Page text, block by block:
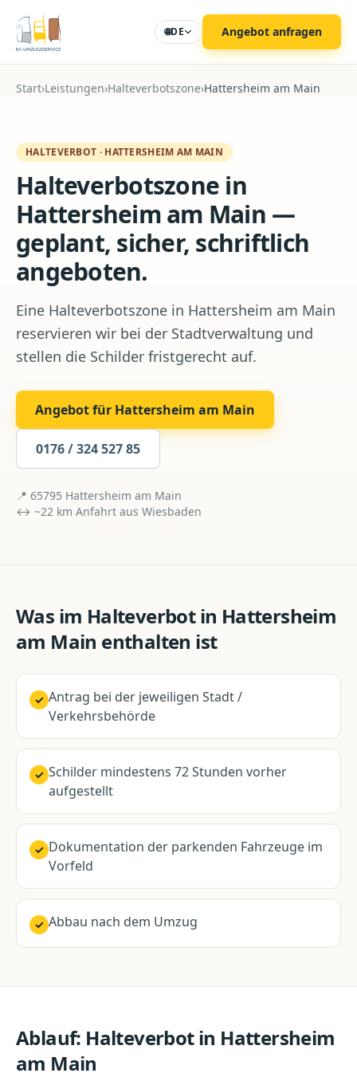
Zum Hauptinhalt
🌐DE Angebot anfragen
Start›Leistungen›Halteverbotszone›Hattersheim am Main
HALTEVERBOT · HATTERSHEIM AM MAIN
Halteverbotszone in
Hattersheim am Main —
geplant, sicher, schriftlich
angeboten.
Eine Halteverbotszone in Hattersheim am Main
reservieren wir bei der Stadtverwaltung und
stellen die Schilder fristgerecht auf.
Angebot für Hattersheim am Main
0176 / 324 527 85
📍 65795 Hattersheim am Main
↔ ~22 km Anfahrt aus Wiesbaden
Was im Halteverbotin Hattersheim
am Main enthalten ist
✓ Antrag bei der jeweiligen Stadt /
Verkehrsbehörde
✓ Schilder mindestens 72 Stunden vorher
aufgestellt
✓ Dokumentation der parkenden Fahrzeuge im
Vorfeld
✓ Abbau nach dem Umzug
Ablauf: Halteverbotin Hattersheim
am Main